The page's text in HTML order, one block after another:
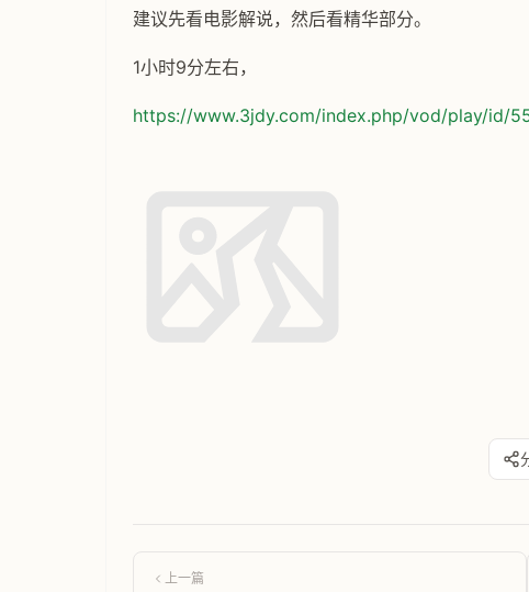
建议先看电影解说，然后看精华部分。
1小时9分左右，
https://www.3jdy.com/index.php/vod/play/id/
上一篇